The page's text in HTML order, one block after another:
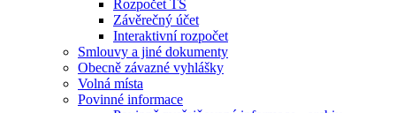
Rozpočet TS
Závěrečný účet
Interaktivní rozpočet
Smlouvy a jiné dokumenty
Obecně závazné vyhlášky
Volná místa
Povinné informace